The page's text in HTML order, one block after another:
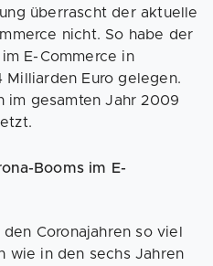
überrascht der aktuelle
nicht. So habe der
E-Commerce in
Milliarden Euro gelegen.
im gesamten Jahr 2009
Booms im E-
Coronajahren so viel
wie in den sechs Jahren